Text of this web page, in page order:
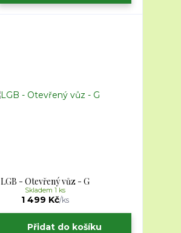
LGB - Otevřený vůz - G
1 499 Kč/ks
Skladem 1 ks
Přidat do košíku